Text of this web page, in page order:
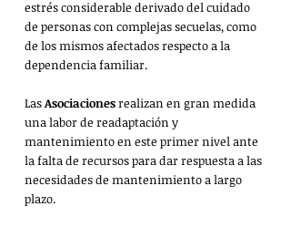
estrés considerable derivado del cuidado
de personas con complejas secuelas, como
de los mismos afectados respecto a la
dependencia familiar.
Las Asociaciones realizan en gran medida
una labor de readaptación y
mantenimiento en este primer nivel ante
la falta de recursos para dar respuesta a las
necesidades de mantenimiento a largo
plazo.